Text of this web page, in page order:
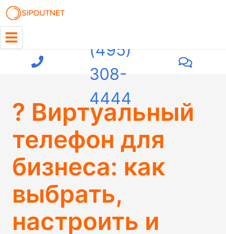
(495)
308-
4444
? Виртуальный
телефон для
бизнеса: как
выбрать,
настроить и